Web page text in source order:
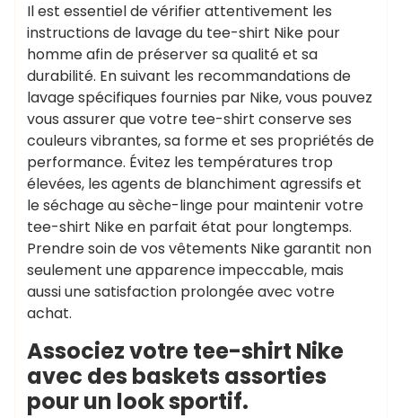
Il est essentiel de vérifier attentivement les
instructions de lavage du tee-shirt Nike pour
homme afin de préserver sa qualité et sa
durabilité. En suivant les recommandations de
lavage spécifiques fournies par Nike, vous pouvez
vous assurer que votre tee-shirt conserve ses
couleurs vibrantes, sa forme et ses propriétés de
performance. Évitez les températures trop
élevées, les agents de blanchiment agressifs et
le séchage au sèche-linge pour maintenir votre
tee-shirt Nike en parfait état pour longtemps.
Prendre soin de vos vêtements Nike garantit non
seulement une apparence impeccable, mais
aussi une satisfaction prolongée avec votre
achat.
Associez votre tee-shirt Nike
avec des baskets assorties
pour un look sportif.